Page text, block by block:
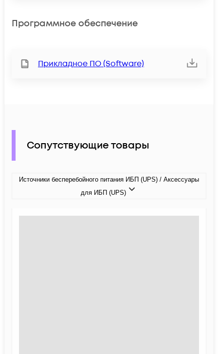
Программное обеспечение
Прикладное ПО (Software)
Сопутствующие товары
Источники бесперебойного питания ИБП (UPS) / Аксессуары
для ИБП (UPS)